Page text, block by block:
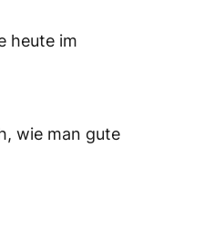
heute im
wie man gute